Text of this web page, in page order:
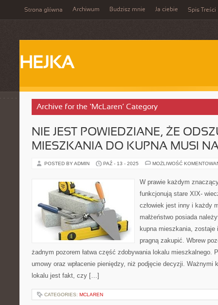
Strona główna Archiwum Budzisz mnie Ja ciebie Spis Treści
HEJKA
Archive for the ‘McLaren’ Category
NIE JEST POWIEDZIANE, ŻE
MIESZKANIA DO KUPNA MUSI
POSTED BY ADMIN PAŹ - 13 - 2025 MOŻLIWOŚĆ
W prawie każdym
funkcjonują stare XIX-
człowiek jest inny i każdy
małżeństwo posiada
kupna mieszkania,
pragną zakupić. Wbrew
żadnym pozorem łatwa część zdobywania lokalu mieszkalnego.
umowy oraz wpłacenie pieniędzy, niż podjęcie decyzji. Ważnymi
lokalu jest fakt, czy […]
CATEGORIES: MCLAREN